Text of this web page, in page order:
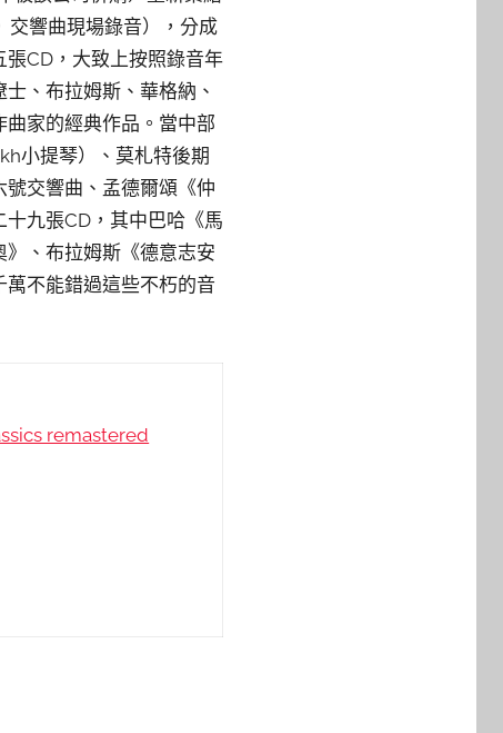
交響曲現場錄音），分成
CD，大致上按照錄音年
、布拉姆斯、華格納、
家的經典作品。當中部
小提琴）、莫札特後期
交響曲、孟德爾頌《仲
九張CD，其中巴哈《馬
、布拉姆斯《德意志安
不能錯過這些不朽的音
remastered